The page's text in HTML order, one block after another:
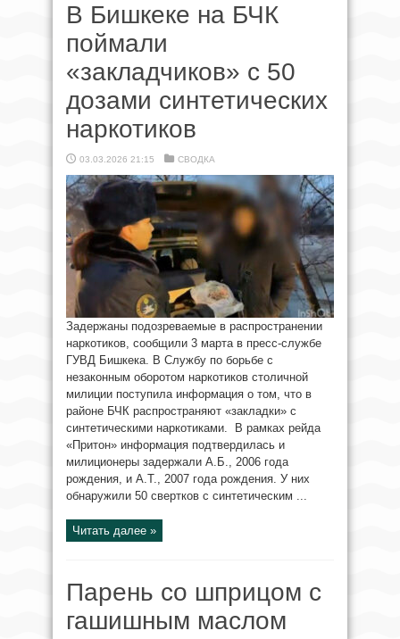
В Бишкеке на БЧК
поймали
«закладчиков» с 50
дозами синтетических
наркотиков
03.03.2026 21:15 СВОДКА
Задержаны подозреваемые в распространении
наркотиков, сообщили 3 марта в пресс-службе
ГУВД Бишкека. В Службу по борьбе с
незаконным оборотом наркотиков столичной
милиции поступила информация о том, что в
районе БЧК распространяют «закладки» с
синтетическими наркотиками. В рамках рейда
«Притон» информация подтвердилась и
милиционеры задержали А.Б., 2006 года
рождения, и А.Т., 2007 года рождения. У них
обнаружили 50 свертков с синтетическим ...
Читать далее »
Парень со шприцом с
гашишным маслом